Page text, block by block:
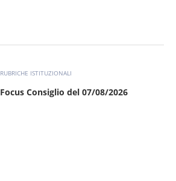
RUBRICHE ISTITUZIONALI
Focus Consiglio del 07/08/2026